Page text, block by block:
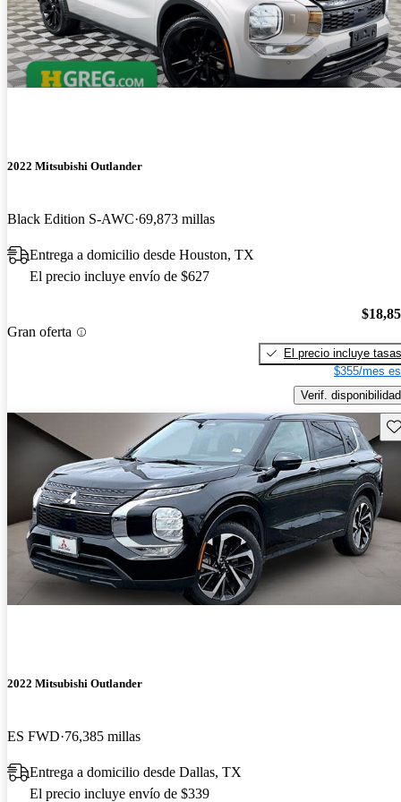
2022 Mitsubishi Outlander
Black Edition S-AWC 69,873 millas
Entrega a domicilio desde Houston, TX
El precio incluye envío de $627
Gran oferta
El precio incluye tasas
$355/mes
Verif. disponibilidad
2022 Mitsubishi Outlander
ES FWD 76,385 millas
Entrega a domicilio desde Dallas, TX
El precio incluye envío de $339